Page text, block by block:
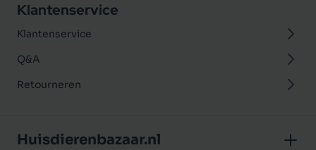
Klantenservice
Klantenservice
Q&A
Retourneren
Huisdierenbazaar.nl